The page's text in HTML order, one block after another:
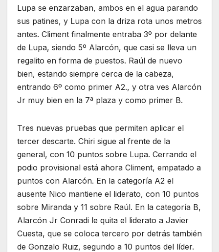
Lupa se enzarzaban, ambos en el agua parando
sus patines, y Lupa con la driza rota unos metros
antes. Climent finalmente entraba 3º por delante
de Lupa, siendo 5º Alarcón, que casi se lleva un
regalito en forma de puestos. Raúl de nuevo
bien, estando siempre cerca de la cabeza,
entrando 6º como primer A2., y otra ves Alarcón
Jr muy bien en la 7ª plaza y como primer B.
Tres nuevas pruebas que permiten aplicar el
tercer descarte. Chiri sigue al frente de la
general, con 10 puntos sobre Lupa. Cerrando el
podio provisional está ahora Climent, empatado a
puntos con Alarcón. En la categoría A2 el
ausente Nico mantiene el liderato, con 10 puntos
sobre Miranda y 11 sobre Raúl. En la categoría B,
Alarcón Jr Conradi le quita el liderato a Javier
Cuesta, que se coloca tercero por detrás también
de Gonzalo Ruiz, segundo a 10 puntos del líder.